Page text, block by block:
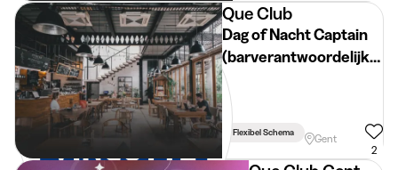
Que Club
Dag of Nacht Captain
(barverantwoordelijke)
Que Club
Flexibel Schema
Gent
2